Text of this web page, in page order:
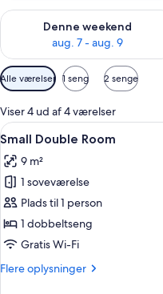
Denne weekend
aug. 7 - aug. 9
Tjek tilgængelighed for
Tilgængelige
filtre
for
værelser
Alle værelser 1 seng 2 senge
Viser 4 ud af 4 værelser
Indlæs
alle
billeder
af
Small
Double
Room
7
Small Double Room
9 m²
1 soveværelse
Plads til 1 person
1 dobbeltseng
Gratis Wi-Fi
Flere oplysninger
Flere